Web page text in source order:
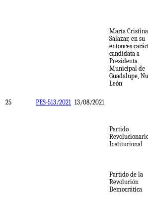
25 PES-513/2021 13/08/2021
María
Salazar, en su
entonces
candidata a
Presidenta
Municipal de
Guadalupe,
León
Partido
Institucional
Partido de la
Revolución
Democrática